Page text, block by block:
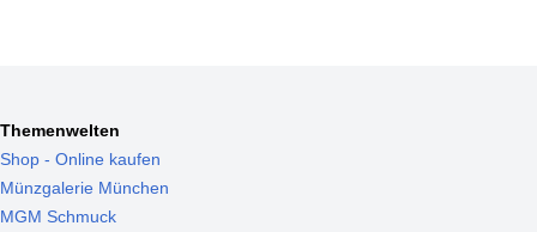
Themenwelten
Shop - Online kaufen
Münzgalerie München
MGM Schmuck